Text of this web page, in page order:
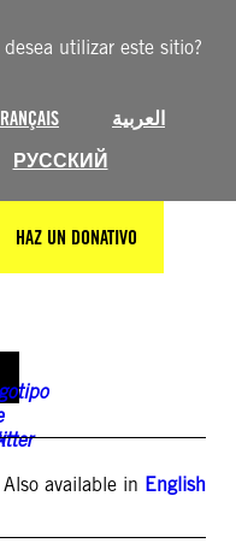
utilizar este sitio?
العربية
РУССКИЙ
HAZ UN DONATIVO
Also available in English